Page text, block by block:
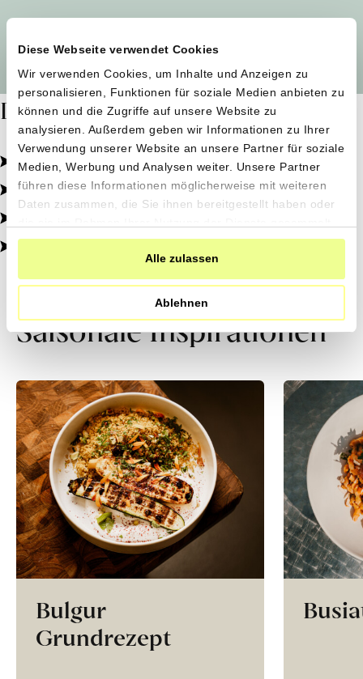
Diese Webseite verwendet Cookies
Wir verwenden Cookies, um Inhalte und Anzeigen zu
personalisieren, Funktionen für soziale Medien anbieten zu
können und die Zugriffe auf unsere Website zu
analysieren. Außerdem geben wir Informationen zu Ihrer
Verwendung unserer Website an unsere Partner für soziale
Medien, Werbung und Analysen weiter. Unsere Partner
führen diese Informationen möglicherweise mit weiteren
Daten zusammen, die Sie ihnen bereitgestellt haben oder
haben.
Alle zulassen
Ablehnen
Dafür stehen wir
Pestizidfrei angebaut, schonend verarbeitet.
Natürliche Zutaten, echter Geschmack.
Von kleinen Höfen, direkt zu dir.
100% transparent, 0% Zusatzstoffe.
Saisonale Inspirationen
Bulgur
Grundrezept